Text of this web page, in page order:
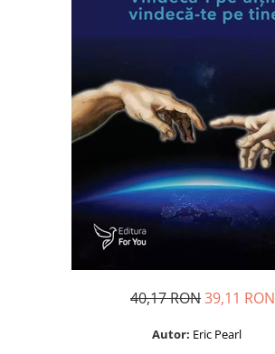
Seria Montauk
Seria Chico Xavier
Seria Helena Blavatsky
40,17 RON39,11 RON
Autor: Eric Pearl